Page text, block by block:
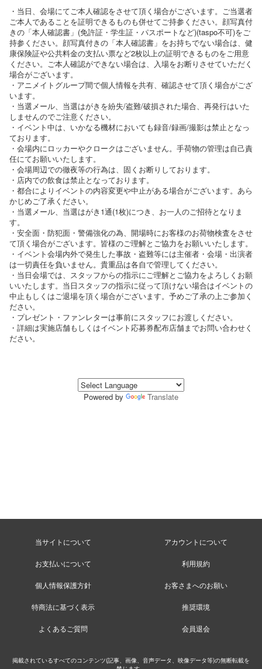
・当日、会場にてご本人確認をさせて頂く場合がございます。ご当選者
ご本人であることを証明できるものも併せてご持参ください。顔写真付
きの「本人確認書」(免許証・学生証・パスポートなど)(taspo不可)をご
持参ください。顔写真付きの「本人確認書」をお持ちでない場合は、健
康保険証や公共料金の支払い票など2枚以上の証明できるものをご用意
ください。ご本人確認ができない場合は、入場をお断りさせていただく
場合がございます。
・アニメイトグループ間で個人情報を共有、確認させて頂く場合がござ
います。
・当選メール、当選はがきを紛失/盗難/破損された場合、再発行はいた
しませんのでご注意ください。
・イベント中は、いかなる機材においても録音/録画/撮影は禁止となっ
ております。
・会場内にロッカーやクロークはございません。手荷物の管理は自己責
任にてお願いいたします。
・会場周辺での徹夜等の行為は、固くお断りしております。
・店内での飲食は禁止となっております。
・都合によりイベントの内容変更や中止がある場合がございます。あら
かじめご了承ください。
・当選メール、当選はがき1通(1枚)につき、お一人のご招待となりま
す。
・安全面・防犯面・警備強化の為、開場時にお客様のお荷物検査をさせ
て頂く場合がございます。皆様のご理解とご協力をお願いいたします。
・イベント会場内外で発生した事故・盗難等には主催者・会場・出演者
は一切責任を負いません。貴重品は各自で管理してください。
・当日会場では、スタッフからの指示にご理解とご協力をよろしくお願
いいたします。当日スタッフの指示に従って頂けない場合はイベントの
中止もしくはご退場を頂く場合がございます。予めご了承の上ご参加く
ださい。
・プレゼント・ファンレターは事前にスタッフにお渡しください。
・詳細は実施店舗もしくはイベント応募券配布店舗までお問い合わせく
ださい。
Powered by Translate
当サイトについて アカウントについて
お支払いについて 利用規約
個人情報保護方針 お客さまへのお願い
特商法に基づく表示 推奨環境
よくあるご質問 会員退会
掲載されているすべてのコンテンツ(記事、画像、音声データ、映像データ等)の無断転載を